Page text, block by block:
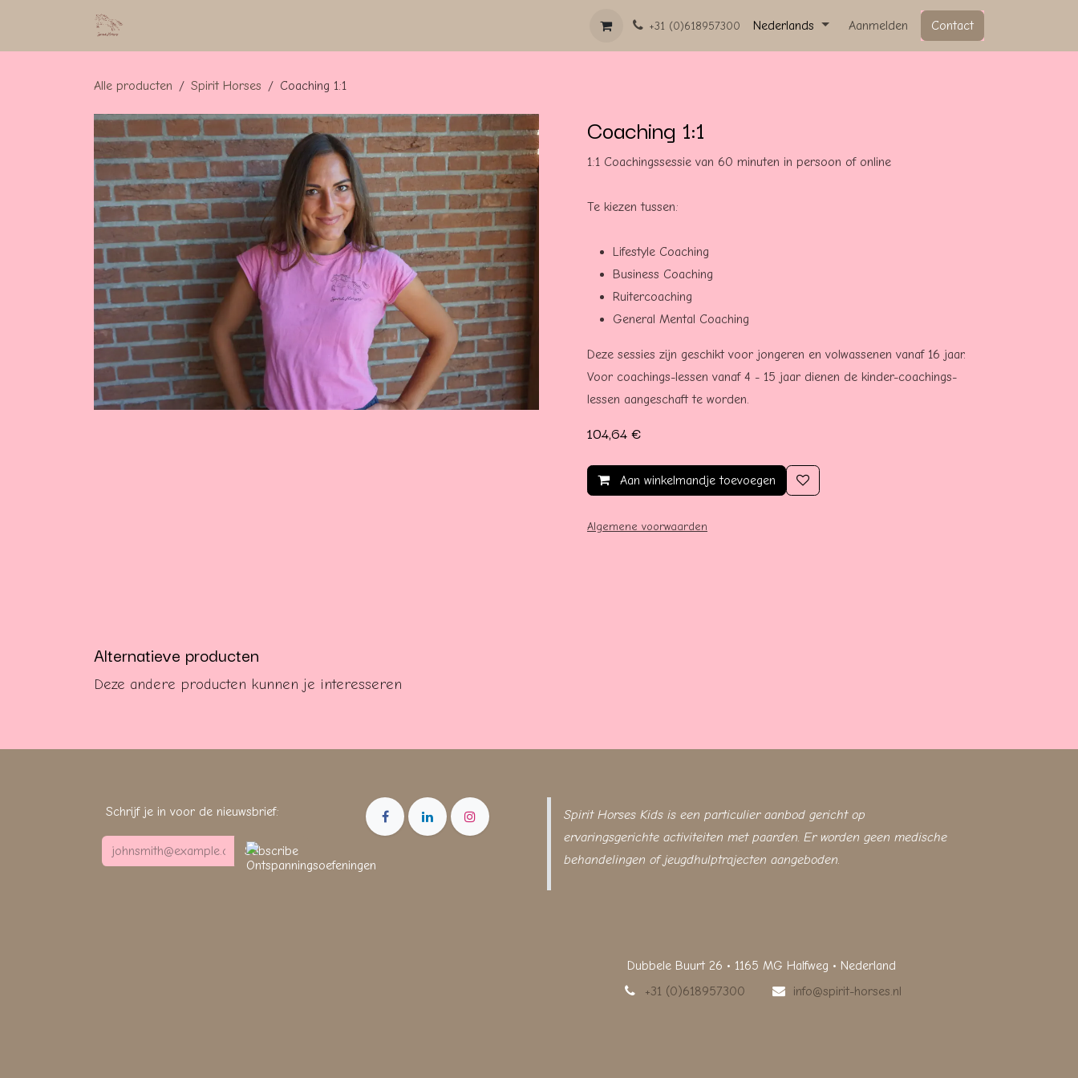
+31 (0)618957300 Nederlands Aanmelden Contact
Alle producten Spirit Horses Coaching 1:1
Coaching 1:1
1:1 Coachingssessie van 60 minuten in persoon of online
Te kiezen tussen:
Lifestyle Coaching
Business Coaching
Ruitercoaching
General Mental Coaching
Deze sessies zijn geschikt voor jongeren en volwassenen vanaf 16 jaar.
Voor coachings-lessen vanaf 4 - 15 jaar dienen de kinder-coachings-
lessen aangeschaft te worden.
104,64€
Aan winkelmandje toevoegen
Algemene voorwaarden
Alternatieve producten
Deze andere producten kunnen je interesseren
Spirit Horses Kids is een particulier aanbod gericht op
ervaringsgerichte activiteiten met paarden. Er worden geen medische
behandelingen of jeugdhulptrajecten aangeboden.
Dubbele Buurt 26 • 1165 MG Halfweg • Nederland
+31 (0)618957300
info@spirit-horses.nl
Schrijf je in voor de nieuwsbrief:
Subscribe